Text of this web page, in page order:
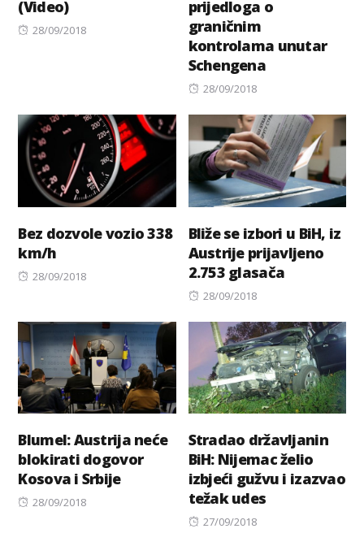
(Video)
Posted
28/09/2018
prijedloga o
graničnim
kontrolama unutar
Schengena
Posted
28/09/2018
Bez dozvole vozio 338
km/h
Posted
28/09/2018
Bliže se izbori u BiH, iz
Austrije prijavljeno
2.753 glasača
Posted
28/09/2018
Blumel: Austrija neće
blokirati dogovor
Kosova i Srbije
Posted
28/09/2018
Stradao državljanin
BiH: Nijemac želio
izbjeći gužvu i izazvao
težak udes
Posted
27/09/2018